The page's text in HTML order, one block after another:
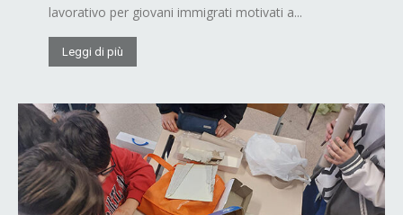
lavorativo per giovani immigrati motivati a...
Leggi di più